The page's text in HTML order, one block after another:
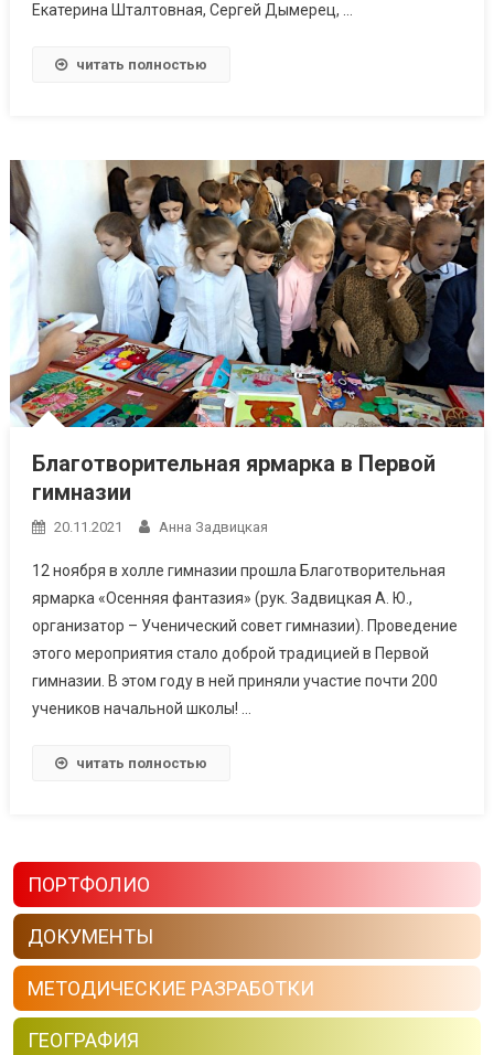
Екатерина Шталтовная, Сергей Дымерец, …
читать полностью
Благотворительная ярмарка в Первой
гимназии
20.11.2021 Анна Задвицкая
12 ноября в холле гимназии прошла Благотворительная
ярмарка «Осенняя фантазия» (рук. Задвицкая А. Ю.,
организатор – Ученический совет гимназии). Проведение
этого мероприятия стало доброй традицией в Первой
гимназии. В этом году в ней приняли участие почти 200
учеников начальной школы! …
читать полностью
ПОРТФОЛИО
ДОКУМЕНТЫ
МЕТОДИЧЕСКИЕ РАЗРАБОТКИ
ГЕОГРАФИЯ